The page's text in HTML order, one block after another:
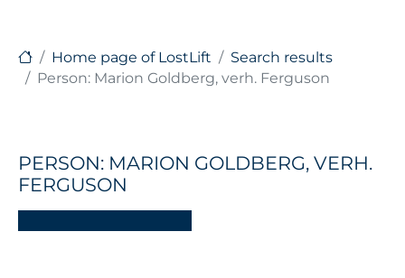
Home page of LostLift
Search results
Person: Marion Goldberg, verh. Ferguson
PERSON: MARION GOLDBERG, VERH.
FERGUSON